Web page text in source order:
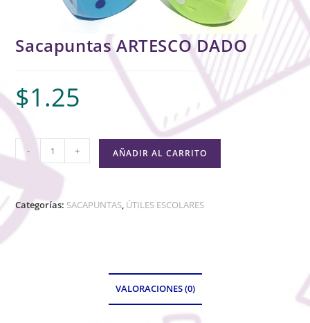
Sacapuntas ARTESCO DADO
$1.25
- + AÑADIR AL CARRITO
Categorías: SACAPUNTAS, ÚTILES ESCOLARES
VALORACIONES (0)